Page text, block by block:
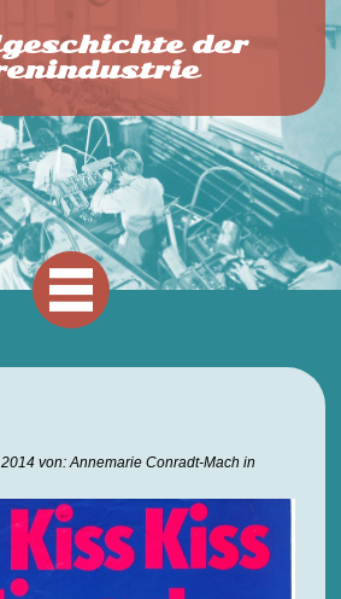
der
von: Annemarie Conradt-Mach in